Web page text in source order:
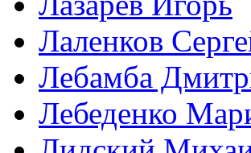
Лаленков
Лебамба
Лебеденко